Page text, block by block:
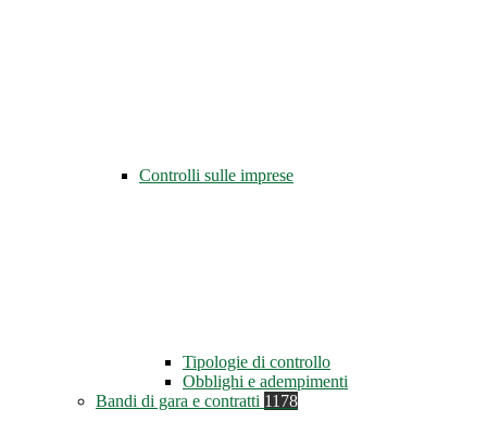
Controlli sulle imprese
Tipologie di controllo
Obblighi e adempimenti
Bandi di gara e contratti 1178